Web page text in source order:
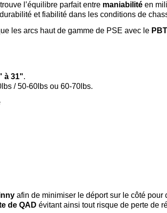
l’équilibre parfait entre maniabilité en
et fiabilité dans les conditions de
les arcs haut de gamme de PSE avec le
à 31".
/ 50-60lbs ou 60-70lbs.
afin de minimiser le déport sur le côté pour
de QAD évitant ainsi tout risque de perte de